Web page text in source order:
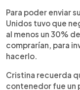
Para poder enviar
Unidos tuvo que
al menos un 30%
comprarían, para
hacerlo.
Cristina recuerda
contenedor fue un